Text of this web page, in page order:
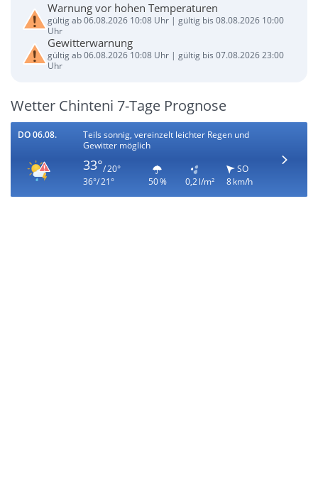
Warnung vor hohen Temperaturen
gültig ab 06.08.2026 10:08 Uhr | gültig bis 08.08.2026 10:00
Uhr
Gewitterwarnung
gültig ab 06.08.2026 10:08 Uhr | gültig bis 07.08.2026 23:00
Uhr
Wetter Chinteni 7-Tage Prognose
DO 06.08.
Teils sonnig, vereinzelt leichter Regen und
Gewitter möglich
33°/ 20°
36°/ 21°
50 % 0,2 l/m²
SO
8 km/h